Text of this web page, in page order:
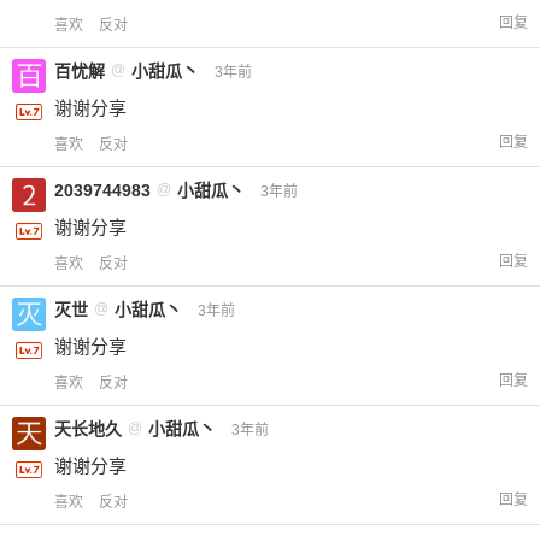
给-熊本熊-打赏
20 50
立刻支付
喜欢 反对 回复
百忧解 @ 小甜瓜丶 3年前
谢谢分享
喜欢 反对 回复
2039744983 @ 小甜瓜丶 3年前
谢谢分享
喜欢 反对 回复
灭世 @ 小甜瓜丶 3年前
谢谢分享
喜欢 反对 回复
天长地久 @ 小甜瓜丶 3年前
谢谢分享
喜欢 反对 回复
您没有权限发布内容，请购买会员或者提升权
限。
忘记密码？